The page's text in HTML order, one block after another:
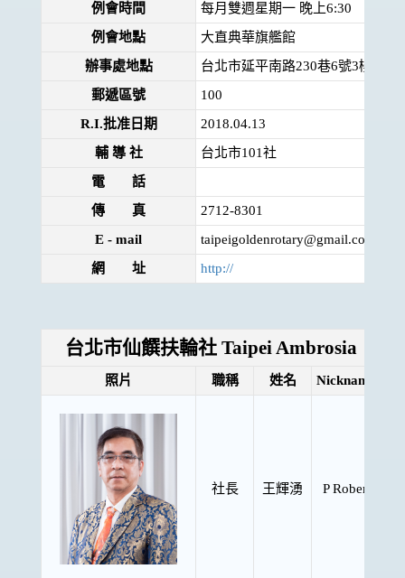
例會時間
每月雙週星期一 晚上6:30
例會地點
大直典華旗艦館
辦事處地點
台北市延平南路230巷6號3樓
郵遞區號
100
R.I.批准日期
2018.04.13
輔 導 社
台北市101社
電 話
傳 真
2712-8301
E - mail
taipeigoldenrotary@gmail.com
網 址
http://
台北市仙饌扶輪社 Taipei Ambrosia
照片 職稱 姓名 Nickname
社長 王輝湧 P Robert